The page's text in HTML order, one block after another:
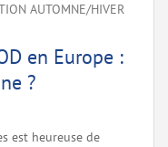
AUTOMNE/HIVER
en Europe :
?
est heureuse de